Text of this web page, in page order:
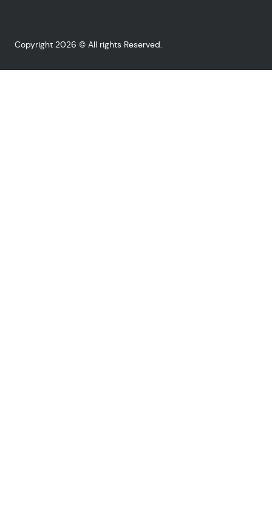
Copyright 2026 © All rights Reserved.